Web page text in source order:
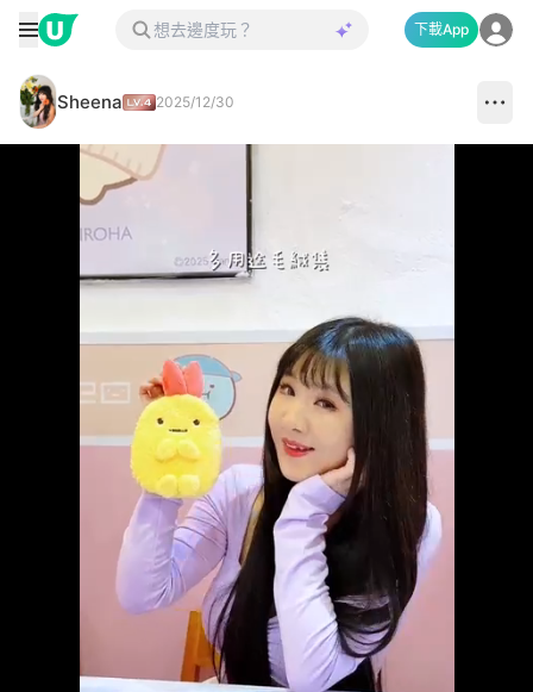
下載App
Sheena 2025/12/30